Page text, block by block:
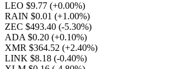
LEO $9.77 (+0.00%)
RAIN $0.01 (+1.00%)
ZEC $493.40 (-5.30%)
ADA $0.20 (+0.10%)
XMR $364.52 (+2.40%)
LINK $8.18 (-0.40%)